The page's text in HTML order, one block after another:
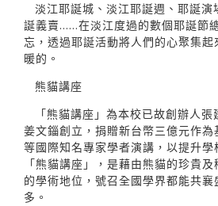
淡江耶誕城、淡江耶誕週、耶誕演
誕義賣……在淡江度過的數個耶誕節
忘，透過耶誕活動將人們的心聚集
暖的。
熊貓講座
「熊貓講座」為本校已故創辦人
姜文錙創立，捐贈新台幣三億元作
等國際知名專家學者演講，以提升學
「熊貓講座」，是藉由熊貓的珍貴
的學術地位，號召全國學界都能共襄
多。